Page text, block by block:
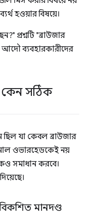
হওয়ার বিষয়ে।
প্রশ্নটি "ব্রাউজার
আদৌ ব্যবহারকারীদের
সঠিক
যা কেবল ব্রাউজার
ওভারহেডকেই নয়
সমাধান করবে।
মানদণ্ড